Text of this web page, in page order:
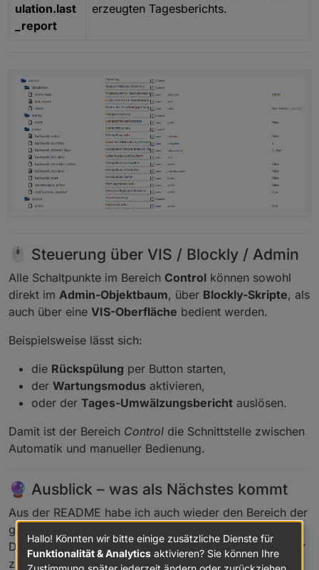
ulation.last
_report
erzeugten Tagesberichts.
🖱️ Steuerung über VIS / Blockly / Admin
Alle Schaltpunkte im Bereich Control können sowohl
direkt im Admin-Objektbaum, über Blockly-Skripte, als
auch über eine VIS-Oberfläche bedient werden.
Beispielsweise lässt sich:
die Rückspülung per Button starten,
der Wartungsmodus aktivieren,
oder der Tages-Umwälzungsbericht auslösen.
Damit ist der Bereich Control die Schnittstelle zwischen
Automatik und manueller Bedienung.
🔮 Ausblick – was als Nächstes kommt
Aus der README habe ich auch wieder den Bereich der
geplanten Funktionen übernommen.
Diese Punkte sind bereits in Arbeit oder vorgesehen für
zukünftige Versionen:
Hallo! Könnten wir bitte einige zusätzliche Dienste für
Funktionalität & Analytics aktivieren? Sie können Ihre